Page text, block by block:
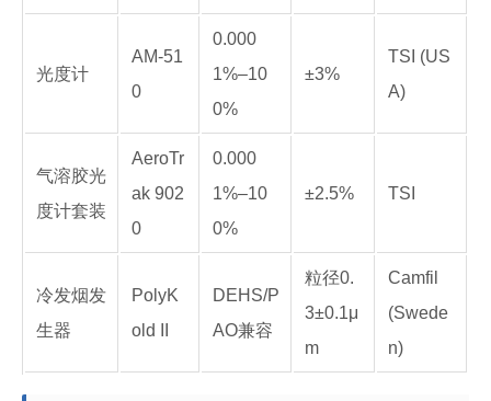
光度计
AM-51
0
0.000
1%–10
0%
±3%
TSI (US
A)
气溶胶光
度计套装
AeroTr
ak 902
0
0.000
1%–10
0%
±2.5% TSI
冷发烟发
生器
PolyK
old II
DEHS/P
AO兼容
粒径0.
3±0.1μ
m
Camfil
(Swede
n)